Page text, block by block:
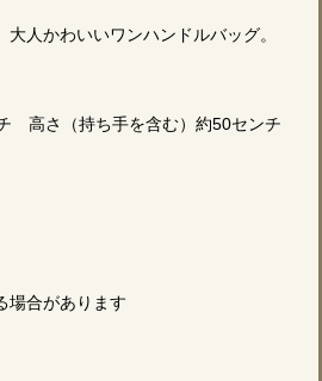
人かわいいワンハンドルバッグ。
さ（持ち手を含む）約50センチ
場合があります